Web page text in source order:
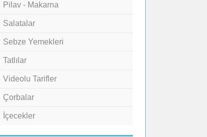
Pilav - Makarna
Salatalar
Sebze Yemekleri
Tatlılar
Videolu Tarifler
Çorbalar
İçecekler